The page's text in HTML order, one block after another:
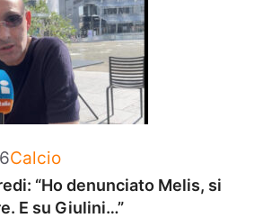
Categorie
Calcio
“Ho denunciato Melis, si
E su Giulini…”